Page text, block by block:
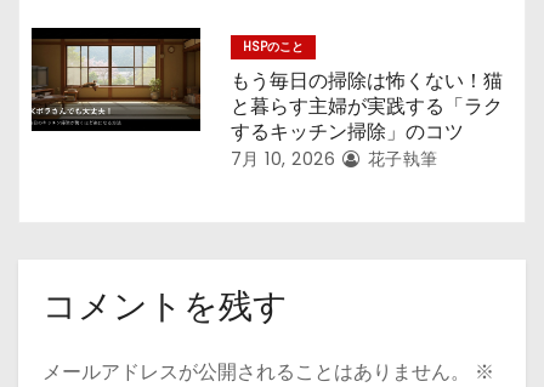
HSPのこと
もう毎日の掃除は怖くない！猫
と暮らす主婦が実践する「ラク
するキッチン掃除」のコツ
7月 10, 2026 花子執筆
コメントを残す
メールアドレスが公開されることはありません。
※